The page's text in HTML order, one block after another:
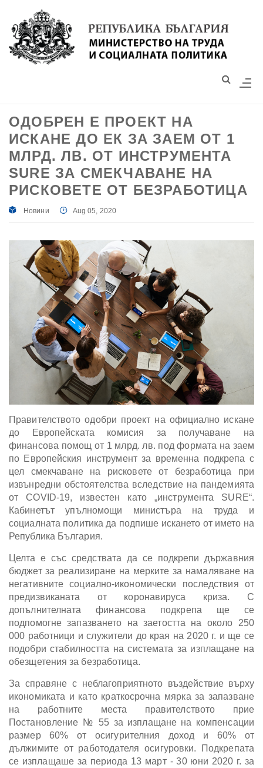
Моля,
обърнете
система
достъпност.
ОДОБРЕН Е ПРОЕКТ НА
ИСКАНЕ ДО ЕК ЗА ЗАЕМ ОТ 1
МЛРД. ЛВ. ОТ ИНСТРУМЕНТА
SURE ЗА СМЕКЧАВАНЕ НА
РИСКОВЕТЕ ОТ БЕЗРАБОТИЦА
Новини Aug 05, 2020
Правителството одобри проект на официално искане
до Европейската комисия за получаване на
финансова помощ от 1 млрд. лв. под формата на заем
по Европейския инструмент за временна подкрепа с
цел смекчаване на рисковете от безработица при
извънредни обстоятелства вследствие на пандемията
от COVID-19, известен като „инструмента SURE“.
Кабинетът упълномощи министъра на труда и
социалната политика да подпише искането от името на
Република България.
Целта е със средствата да се подкрепи държавния
бюджет за реализиране на мерките за намаляване на
негативните социално-икономически последствия от
предизвиканата от коронавируса криза. С
допълнителната финансова подкрепа ще се
подпомогне запазването на заетостта на около 250
000 работници и служители до края на 2020 г. и ще се
подобри стабилността на системата за изплащане на
обезщетения за безработица.
За справяне с неблагоприятното въздействие върху
икономиката и като краткосрочна мярка за запазване
на работните места правителството прие
Постановление № 55 за изплащане на компенсации
размер 60% от осигурителния доход и 60% от
дължимите от работодателя осигуровки. Подкрепата
се изплащаше за периода 13 март - 30 юни 2020 г. за